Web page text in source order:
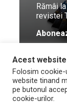
Rămâi
revistei
© Toate
rezervate
2026
Acest
Folosim cookie-
website tinand
pe butonul
cookie-urilor.